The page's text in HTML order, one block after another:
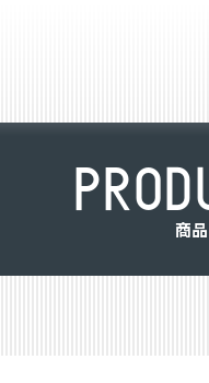
PROD
商品